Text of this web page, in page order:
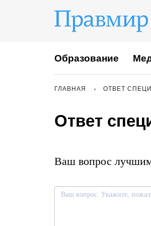
Образование
ГЛАВНАЯ ОТВЕТ
Ответ
Ваш вопрос лучшим